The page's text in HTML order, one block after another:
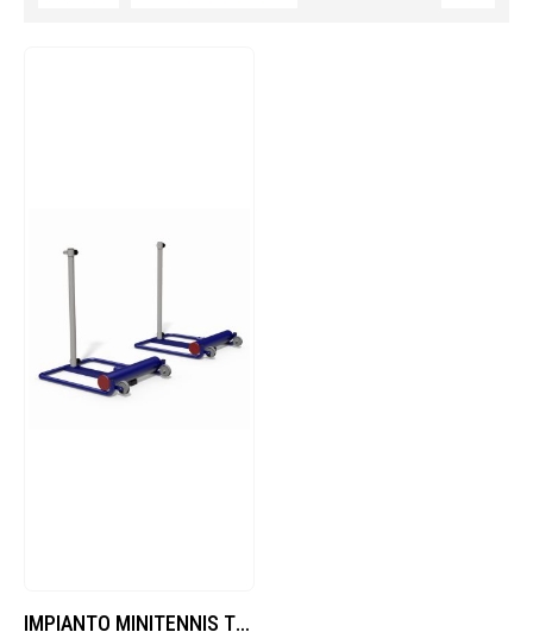
IMPIANTO MINITENNIS TRASPORTABILE CON RUOTE ZAVORRATO CON BASI 5050.